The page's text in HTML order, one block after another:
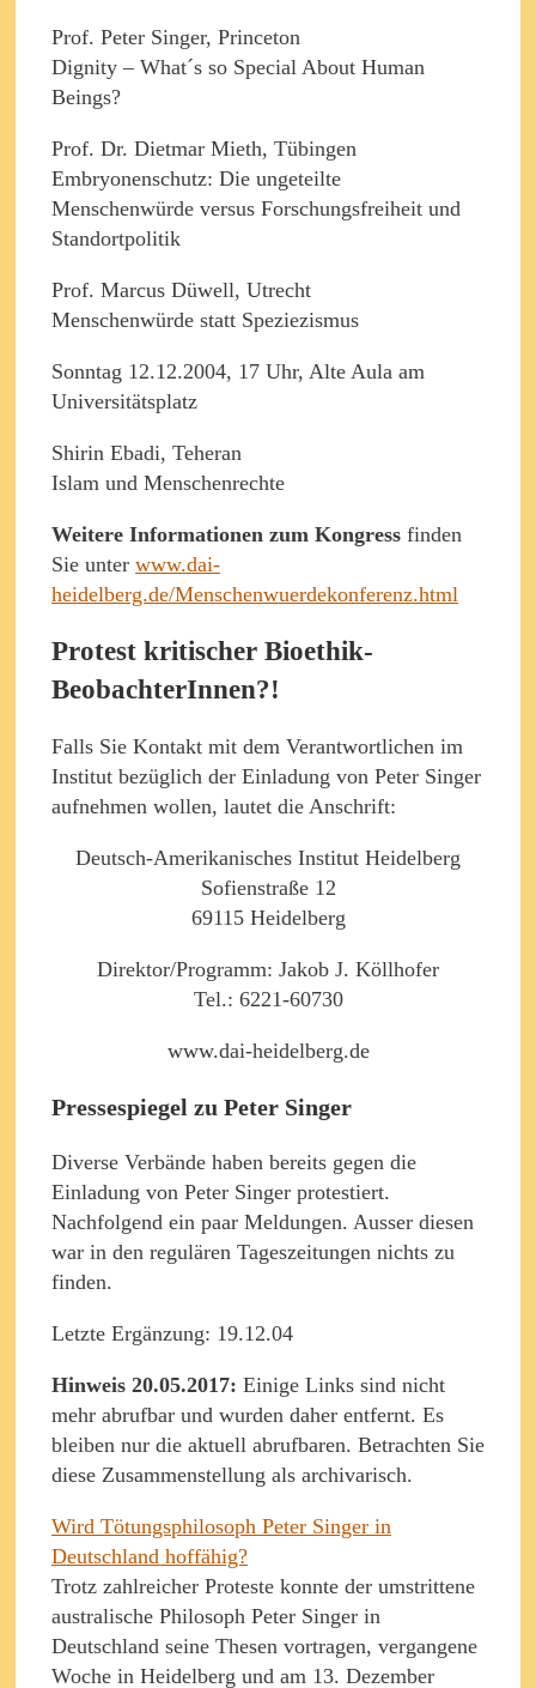
Prof. Peter Singer, Princeton
Dignity – What´s so Special About Human
Beings?
Prof. Dr. Dietmar Mieth, Tübingen
Embryonenschutz: Die ungeteilte
Menschenwürde versus Forschungsfreiheit und
Standortpolitik
Prof. Marcus Düwell, Utrecht
Menschenwürde statt Speziezismus
Sonntag 12.12.2004, 17 Uhr, Alte Aula am
Universitätsplatz
Shirin Ebadi, Teheran
Islam und Menschenrechte
Weitere Informationen zum Kongress finden
Sie unter www.dai-
heidelberg.de/Menschenwuerdekonferenz.html
Protest kritischer Bioethik-
BeobachterInnen?!
Falls Sie Kontakt mit dem Verantwortlichen im
Institut bezüglich der Einladung von Peter Singer
aufnehmen wollen, lautet die Anschrift:
Deutsch-Amerikanisches Institut Heidelberg
Sofienstraße 12
69115 Heidelberg
Direktor/Programm: Jakob J. Köllhofer
Tel.: 6221-60730
www.dai-heidelberg.de
Pressespiegel zu Peter Singer
Diverse Verbände haben bereits gegen die
Einladung von Peter Singer protestiert.
Nachfolgend ein paar Meldungen. Ausser diesen
war in den regulären Tageszeitungen nichts zu
finden.
Letzte Ergänzung: 19.12.04
Hinweis 20.05.2017: Einige Links sind nicht
mehr abrufbar und wurden daher entfernt. Es
bleiben nur die aktuell abrufbaren. Betrachten Sie
diese Zusammenstellung als archivarisch.
Wird Tötungsphilosoph Peter Singer in
Deutschland hoffähig?
Trotz zahlreicher Proteste konnte der umstrittene
australische Philosoph Peter Singer in
Deutschland seine Thesen vortragen, vergangene
Woche in Heidelberg und am 13. Dezember